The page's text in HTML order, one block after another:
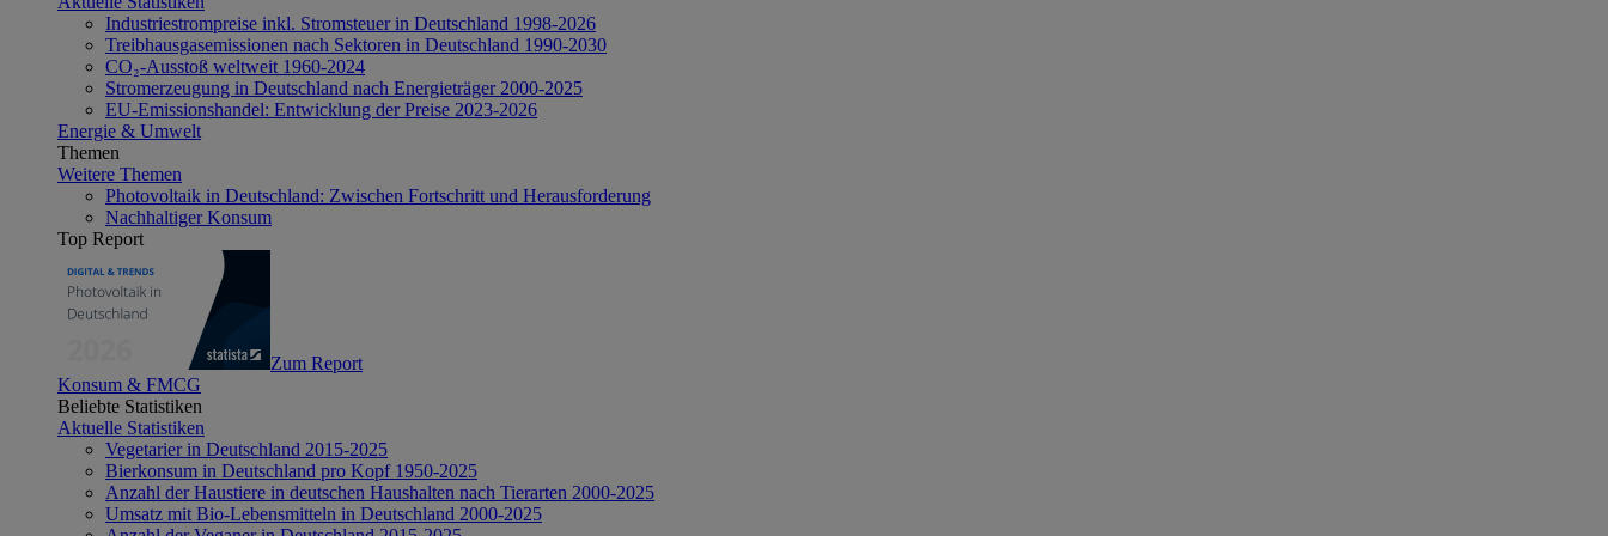
Industriestrompreise inkl. Stromsteuer in Deutschland 1998-2026
Treibhausgasemissionen nach Sektoren in Deutschland 1990-2030
CO₂-Ausstoß weltweit 1960-2024
Stromerzeugung in Deutschland nach Energieträger 2000-2025
EU-Emissionshandel: Entwicklung der Preise 2023-2026
Energie & Umwelt
Themen
Weitere Themen
Photovoltaik in Deutschland: Zwischen Fortschritt und Herausforderung
Nachhaltiger Konsum
Top Report
Zum Report
Konsum & FMCG
Beliebte Statistiken
Aktuelle Statistiken
Vegetarier in Deutschland 2015-2025
Bierkonsum in Deutschland pro Kopf 1950-2025
Anzahl der Haustiere in deutschen Haushalten nach Tierarten 2000-2025
Umsatz mit Bio-Lebensmitteln in Deutschland 2000-2025